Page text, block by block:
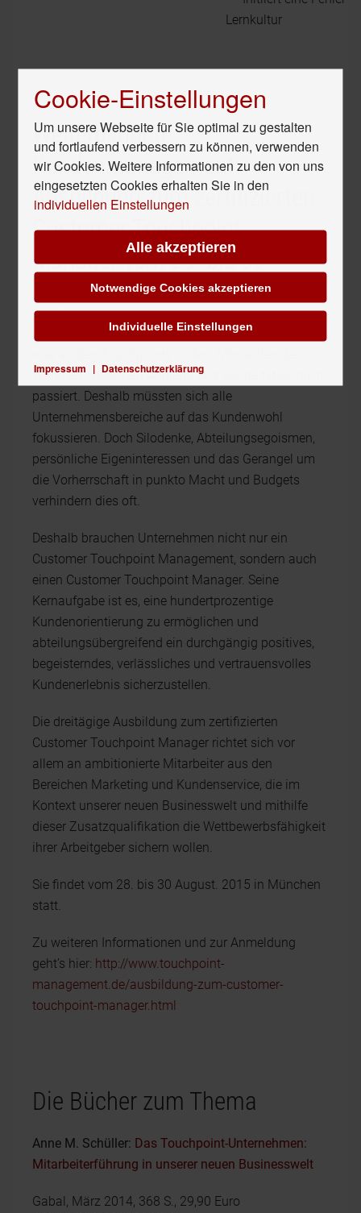
Lernkultur
Weiterbildung
Kundenmanagement:
Ausbildung zum zertifizierten
Customer Touchpoint
Manager vom 28. bis 30
August. 2015 in München
Über die Zukunft eines Unternehmens entscheidet,
Wahrheit“ zwischen Anbieter und Kunde tatsächlich
passiert. Deshalb müssten sich alle
Unternehmensbereiche auf das Kundenwohl
fokussieren. Doch Silodenke, Abteilungsegoismen,
persönliche Eigeninteressen und das Gerangel um
die Vorherrschaft in punkto Macht und Budgets
verhindern dies oft.
Deshalb brauchen Unternehmen nicht nur ein
Customer Touchpoint Management, sondern auch
einen Customer Touchpoint Manager. Seine
Kernaufgabe ist es, eine hundertprozentige
Kundenorientierung zu ermöglichen und
abteilungsübergreifend ein durchgängig positives,
begeisterndes, verlässliches und vertrauensvolles
Kundenerlebnis sicherzustellen.
Die dreitägige Ausbildung zum zertifizierten
Customer Touchpoint Manager richtet sich vor
allem an ambitionierte Mitarbeiter aus den
Bereichen Marketing und Kundenservice, die im
Kontext unserer neuen Businesswelt und mithilfe
dieser Zusatzqualifikation die Wettbewerbsfähigkeit
ihrer Arbeitgeber sichern wollen.
Sie findet vom 28. bis 30 August. 2015 in München
statt.
Zu weiteren Informationen und zur Anmeldung
geht’s hier: http://www.touchpoint-
management.de/ausbildung-zum-customer-
touchpoint-manager.html
Die Bücher zum Thema
Anne M. Schüller: Das Touchpoint-Unternehmen:
Mitarbeiterführung in unserer neuen Businesswelt
Gabal, März 2014, 368 S., 29,90 Euro
Cookie-Einstellungen
Um unsere Webseite für Sie optimal zu gestalten
und fortlaufend verbessern zu können, verwenden
wir Cookies. Weitere Informationen zu den von uns
eingesetzten Cookies erhalten Sie in den
individuellen Einstellungen
Alle akzeptieren
Notwendige Cookies akzeptieren
Impressum | Datenschutzerklärung
Individuelle Einstellungen